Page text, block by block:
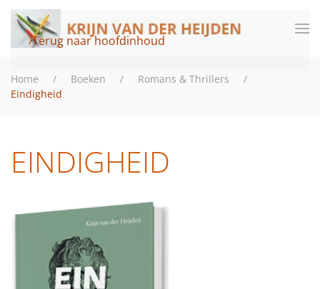
Terug naar hoofdinhoud
Home Boeken
Romans & Thrillers
Eindigheid
EINDIGHEID